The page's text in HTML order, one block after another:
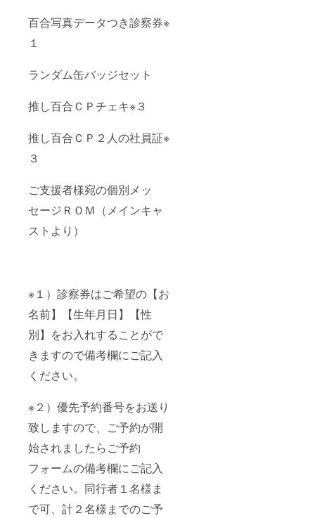
百合写真データつき診察券※
１
ランダム缶バッジセット
推し百合ＣＰチェキ※３
推し百合ＣＰ２人の社員証※
３
ご支援者様宛の個別メッ
セージＲＯＭ（メインキャ
ストより）
※１）診察券はご希望の【お
名前】【生年月日】【性
別】をお入れすることがで
きますので備考欄にご記入
ください。
※２）優先予約番号をお送り
致しますので、ご予約が開
始されましたらご予約
フォームの備考欄にご記入
ください。同行者１名様ま
で可、計２名様までのご予